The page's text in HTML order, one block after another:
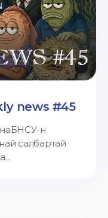
news #45
н
салбартай